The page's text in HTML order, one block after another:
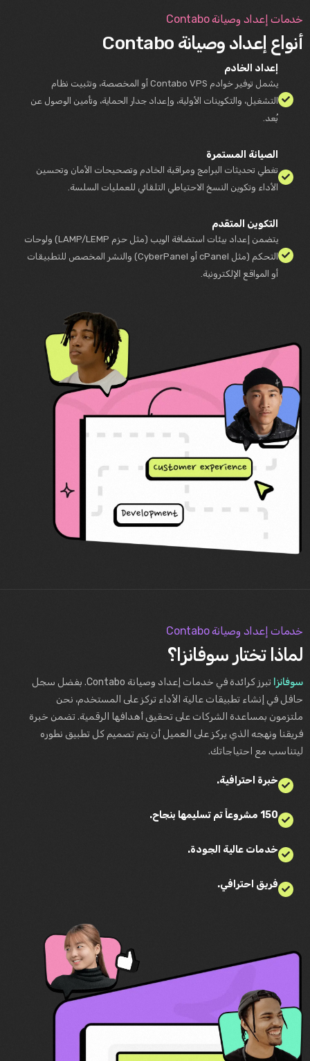
خدمات إعداد وصيانة Contabo
أنواع إعداد وصيانة Contabo
إعداد الخادم
يشمل توفير خوادم Contabo VPS أو المخصصة، وتثبيت نظام
التشغيل، والتكوينات الأولية، وإعداد جدار الحماية، وتأمين الوصول عن
بُعد.
الصيانة المستمرة
تغطي تحديثات البرامج ومراقبة الخادم وتصحيحات الأمان وتحسين
الأداء وتكوين النسخ الاحتياطي التلقائي للعمليات السلسة.
التكوين المتقدم
يتضمن إعداد بيئات استضافة الويب (مثل حزم LAMP/LEMP) ولوحات
التحكم (مثل cPanel أو CyberPanel) والنشر المخصص للتطبيقات
أو المواقع الإلكترونية.
خدمات إعداد وصيانة Contabo
لماذا تختار سوفانزا؟
سوفانزا
تبرز كرائدة في خدمات إعداد وصيانة Contabo. بفضل سجل
حافل في إنشاء تطبيقات عالية الأداء تركز على المستخدم، نحن
ملتزمون بمساعدة الشركات على تحقيق أهدافها الرقمية. تضمن خبرة
فريقنا ونهجه الذي يركز على العميل أن يتم تصميم كل تطبيق نطوره
ليتناسب مع احتياجاتك.
خبرة احترافية.
150 مشروعاً تم تسليمها بنجاح.
خدمات عالية الجودة.
فريق احترافي.